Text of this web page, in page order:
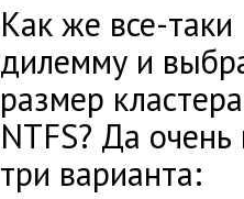
Как же все-
дилемму и
размер
NTFS? Да очень
три варианта: